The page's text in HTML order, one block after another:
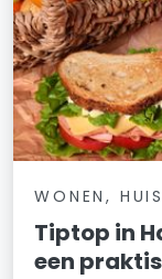
WONEN,
Tiptop in
een